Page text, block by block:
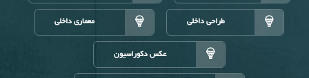
طراحی داخلی معماری داخلی
عکس دکوراسیون